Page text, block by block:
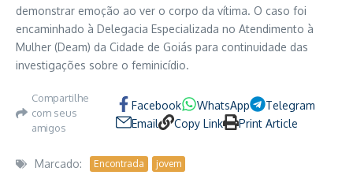
demonstrar emoção ao ver o corpo da vítima. O caso foi
encaminhado à Delegacia Especializada no Atendimento à
Mulher (Deam) da Cidade de Goiás para continuidade das
investigações sobre o feminicídio.
Compartilhe
com seus
amigos
Facebook WhatsApp
Telegram
Email
Copy Link Print Article
Marcado: Encontrada jovem